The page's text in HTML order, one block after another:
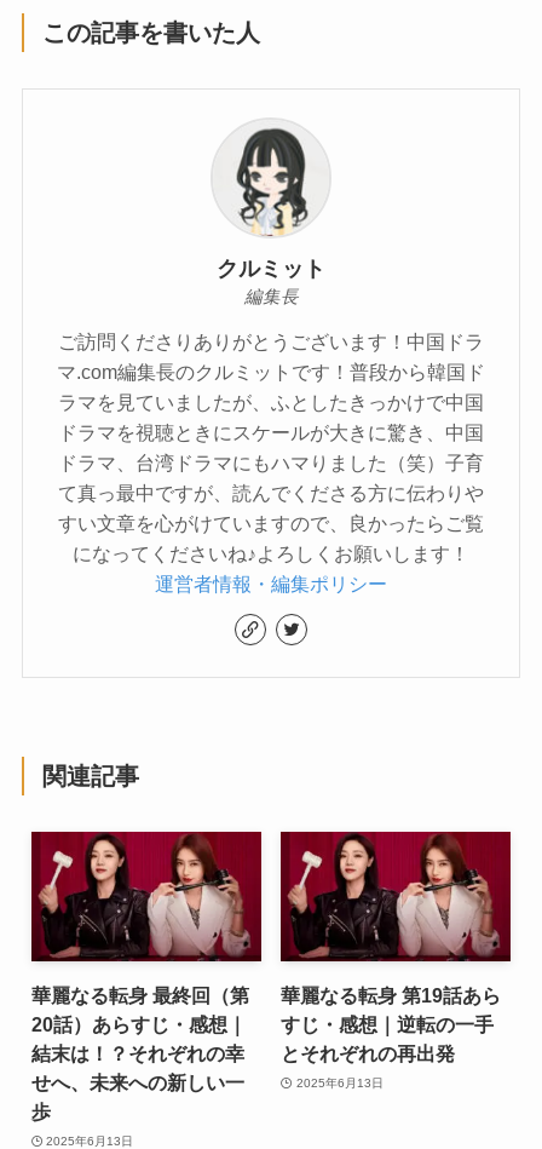
この記事を書いた人
クルミット
編集長
ご訪問くださりありがとうございます！中国ドラ
マ.com編集長のクルミットです！普段から韓国ド
ラマを見ていましたが、ふとしたきっかけで中国
ドラマを視聴ときにスケールが大きに驚き、中国
ドラマ、台湾ドラマにもハマりました（笑）子育
て真っ最中ですが、読んでくださる方に伝わりや
すい文章を心がけていますので、良かったらご覧
になってくださいね♪よろしくお願いします！
運営者情報・編集ポリシー
関連記事
華麗なる転身 最終回（第
20話）あらすじ・感想｜
結末は！？それぞれの幸
せへ、未来への新しい一
歩
2025年6月13日
華麗なる転身 第19話あら
すじ・感想｜逆転の一手
とそれぞれの再出発
2025年6月13日